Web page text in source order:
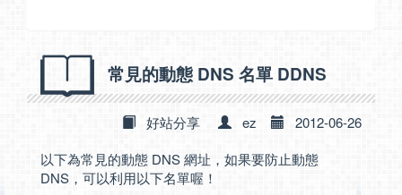
常見的動態 DNS 名單 DDNS
好站分享 ez
2012-06-26
以下為常見的動態 DNS 網址，如果要防止動態
DNS，可以利用以下名單喔！